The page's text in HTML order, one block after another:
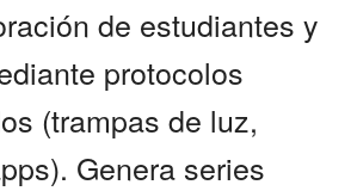
de estudiantes y
protocolos
(trampas de luz,
Genera series